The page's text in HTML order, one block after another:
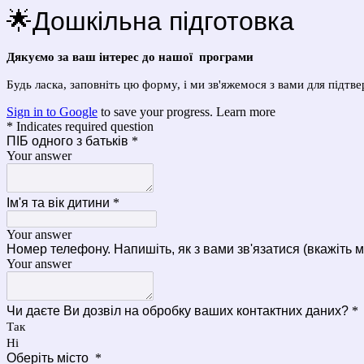
🌟Дошкільна підготовка
Дякуємо за ваш інтерес до нашої програми
Будь ласка, заповніть цю форму, і ми зв'яжемося з вами для
Sign in to Google to save your progress. Learn more
* Indicates required question
ПІБ одного з батьків *
Your answer
Ім'я та вік дитини *
Your answer
Номер телефону. Напишіть, як з вами зв'язатися (вкажіть
Your answer
Чи даєте Ви дозвіл на обробку ваших контактних даних? *
Так
Ні
Оберіть місто *